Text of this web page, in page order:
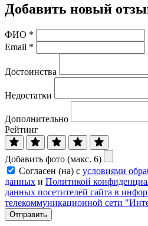
Добавить новый
ФИО *
Email *
Достоинства
Недостатки
Дополнительно
Рейтинг
Добавить фото (макс. 6)
Согласен (на) с условиями
данных и Политикой
данных посетителей сайта в
телекоммуникационной сети
Отправить